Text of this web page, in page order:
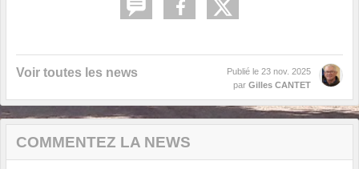
Voir toutes les news Publié le 23 nov. 2025
par Gilles CANTET
COMMENTEZ LA NEWS